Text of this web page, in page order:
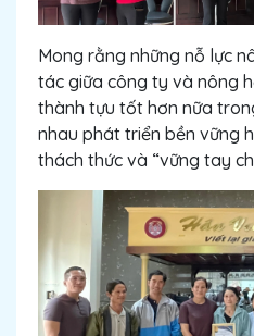
Mong rằng những nỗ lực
tác giữa công ty và nông
thành tựu tốt hơn nữa
nhau phát triển bền vững
thách thức và “vững tay